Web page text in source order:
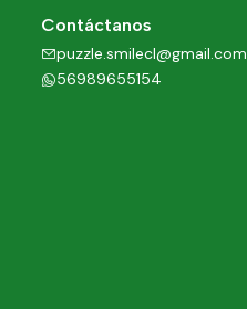
Contáctanos
puzzle.smilecl@gmail.com
56989655154